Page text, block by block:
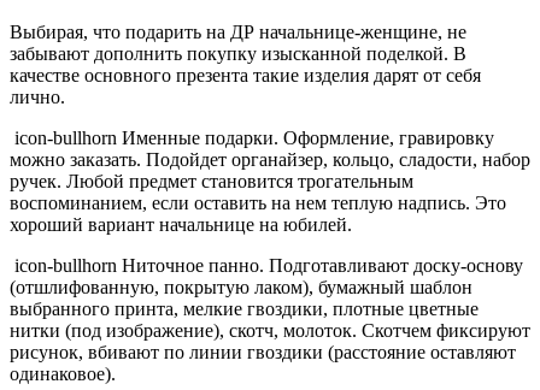
Выбирая, что подарить на ДР начальнице-женщине, не
забывают дополнить покупку изысканной поделкой. В
качестве основного презента такие изделия дарят от себя
лично.
icon-bullhorn Именные подарки. Оформление, гравировку
можно заказать. Подойдет органайзер, кольцо, сладости, набор
ручек. Любой предмет становится трогательным
воспоминанием, если оставить на нем теплую надпись. Это
хороший вариант начальнице на юбилей.
icon-bullhorn Ниточное панно. Подготавливают доску-основу
(отшлифованную, покрытую лаком), бумажный шаблон
выбранного принта, мелкие гвоздики, плотные цветные
нитки (под изображение), скотч, молоток. Скотчем фиксируют
рисунок, вбивают по линии гвоздики (расстояние оставляют
одинаковое).